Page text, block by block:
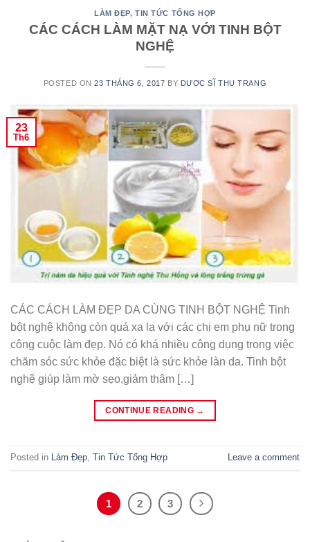
LÀM ĐẸP,TIN TỨC TỔNG HỢP
CÁC CÁCH LÀM MẶT NẠ VỚI TINH BỘT
NGHỆ
POSTED ON23 THÁNG 6, 2017 BY DƯỢC SĨ THU TRANG
23
Th6
CÁC CÁCH LÀM ĐẸP DA CÙNG TINH BỘT NGHỆ Tinh
bột nghệ không còn quá xa lạ với các chị em phụ nữ trong
công cuộc làm đẹp. Nó có khá nhiều công dụng trong việc
chăm sóc sức khỏe đặc biệt là sức khỏe làn da. Tinh bột
nghệ giúp làm mờ sẹo,giảm thâm […]
CONTINUE READING →
Posted in Làm Đẹp, Tin Tức Tổng Hợp Leave a comment
1 2 3